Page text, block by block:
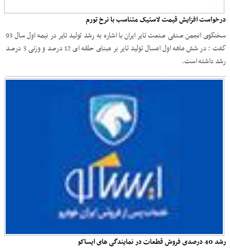
درخواست افزایش قیمت لاستیک متناسب با نرخ تورم
سخنگوی انجمن صنفی صنعت تایر ایران با اشاره به رشد تولید تایر در نیمه اول سال 93
گفت : در شش ماهه اول امسال تولید تایر بر مبنای حلقه ای 12 درصد و وزنی 3 درصد
رشد داشته است.
رشد 40 درصدی فروش قطعات در نمایندگی های ایساکو